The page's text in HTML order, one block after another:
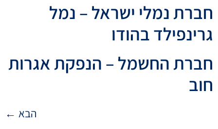
חברת נמלי ישראל – נמל
גרינפילד בהודו
חברת החשמל – הנפקת אגרות
חוב
הבא ←